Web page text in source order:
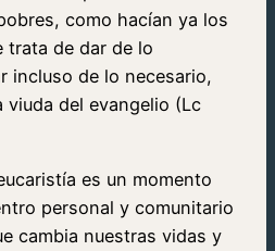
como hacían ya los
trata de dar de lo
incluso de lo necesario,
del evangelio (Lc
es un momento
personal y comunitario
cambia nuestras vidas y